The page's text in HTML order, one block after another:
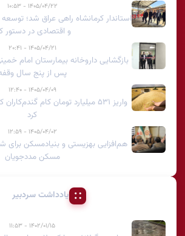
۱۴۰۵/۰۴/۲۲ - ۱۰:۵۳
استاندار کرمانشاه راهی عراق شد؛
و اقتصادی در دستور
۱۴۰۵/۰۴/۲۱ - ۲۰:۴۱
بازگشایی داروخانه بیمارستان امام
پس از پنج سال
۱۴۰۵/۰۴/۰۹ - ۱۲:۴۰
واریز ۵۳۱ میلیارد تومان کام
کرد
۱۴۰۵/۰۴/۰۲ - ۱۲:۵۹
هم‌افزایی بهزیستی و بنیادمسکن
مسکن مددجویان
یادداشت سردبیر
۱۴۰۲/۰۱/۱۵ - ۱۱:۵۳